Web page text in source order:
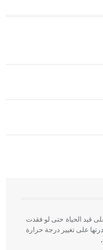
الهندسية التي ارتبطت
ومصر خاصة، حيث يحرص
الواجهات
قيد الحياة حتى لو فقدت
على تغيير درجة حرارة